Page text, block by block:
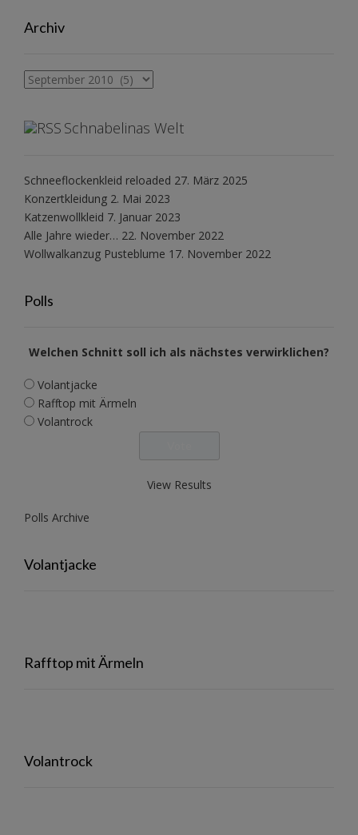
Archiv
Archiv
Schnabelinas Welt
Schneeflockenkleid reloaded 27. März 2025
Konzertkleidung 2. Mai 2023
Katzenwollkleid 7. Januar 2023
Alle Jahre wieder… 22. November 2022
Wollwalkanzug Pusteblume 17. November 2022
Polls
Welchen Schnitt soll ich als nächstes verwirklichen?
Volantjacke
Rafftop mit Ärmeln
Volantrock
View Results
Polls Archive
Volantjacke
Rafftop mit Ärmeln
Volantrock